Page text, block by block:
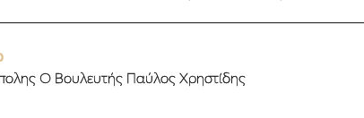
Ο Βουλευτής Παύλος Χρηστίδης